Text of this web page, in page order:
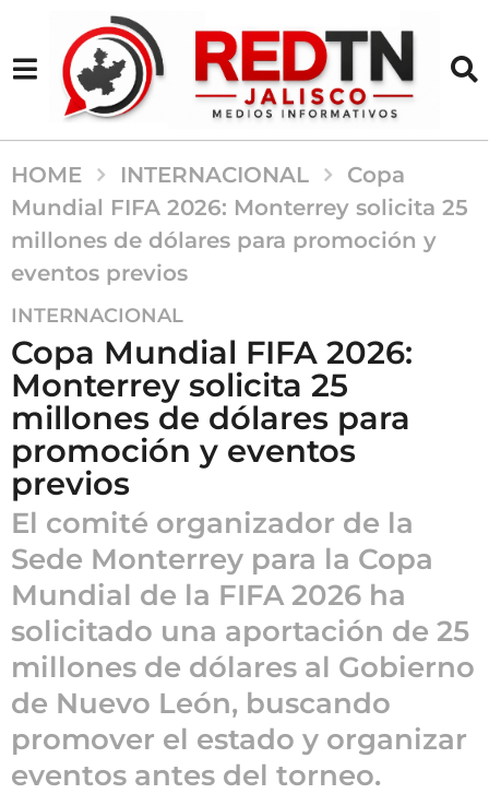
HOME INTERNACIONAL
Copa
Mundial FIFA 2026: Monterrey solicita 25
millones de dólares para promoción y
eventos previos
2
a
ñ
o
s
a
g
o
2
a
ñ
o
s
g
o
INTERNACIONAL
Copa Mundial FIFA 2026:
Monterrey solicita 25
millones de dólares para
promoción y eventos
previos
El comité organizador de la
Sede Monterrey para la Copa
Mundial de la FIFA 2026 ha
solicitado una aportación de 25
millones de dólares al Gobierno
de Nuevo León, buscando
promover el estado y organizar
eventos antes del torneo.